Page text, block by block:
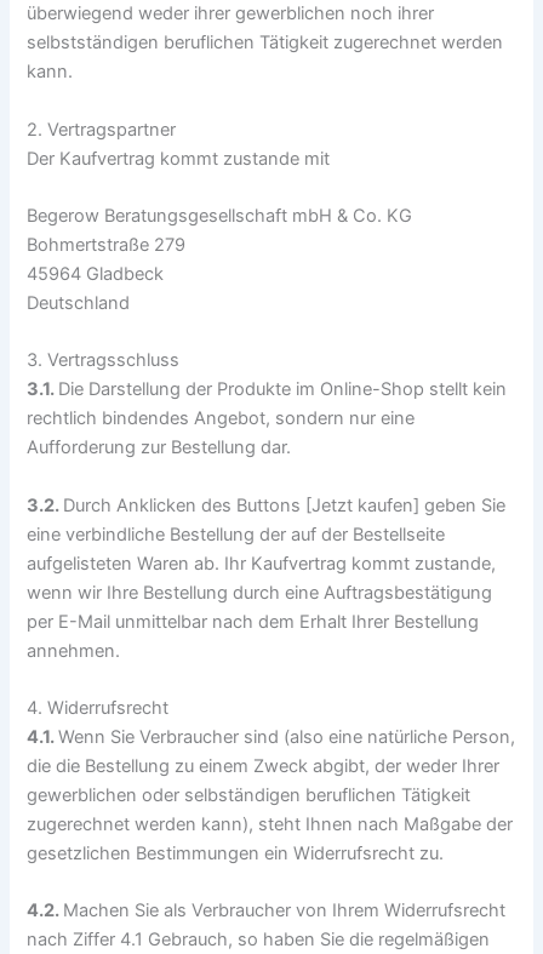
überwiegend weder ihrer gewerblichen noch ihrer
selbstständigen beruflichen Tätigkeit zugerechnet werden
kann.
2. Vertragspartner
Der Kaufvertrag kommt zustande mit
Begerow Beratungsgesellschaft mbH & Co. KG
Bohmertstraße 279
45964 Gladbeck
Deutschland
3. Vertragsschluss
3.1. Die Darstellung der Produkte im Online-Shop stellt kein
rechtlich bindendes Angebot, sondern nur eine
Aufforderung zur Bestellung dar.
3.2. Durch Anklicken des Buttons [Jetzt kaufen] geben Sie
eine verbindliche Bestellung der auf der Bestellseite
aufgelisteten Waren ab. Ihr Kaufvertrag kommt zustande,
wenn wir Ihre Bestellung durch eine Auftragsbestätigung
per E-Mail unmittelbar nach dem Erhalt Ihrer Bestellung
annehmen.
4. Widerrufsrecht
4.1.Wenn Sie Verbraucher sind (also eine natürliche Person,
die die Bestellung zu einem Zweck abgibt, der weder Ihrer
gewerblichen oder selbständigen beruflichen Tätigkeit
zugerechnet werden kann), steht Ihnen nach Maßgabe der
gesetzlichen Bestimmungen ein Widerrufsrecht zu.
4.2. Machen Sie als Verbraucher von Ihrem Widerrufsrecht
nach Ziffer 4.1 Gebrauch, so haben Sie die regelmäßigen